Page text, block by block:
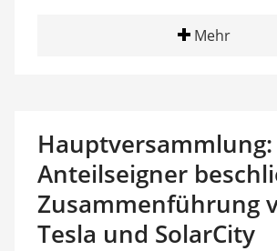
Mehr
Hauptversammlung:
Anteilseigner
Zusammenführung
Tesla und SolarCity